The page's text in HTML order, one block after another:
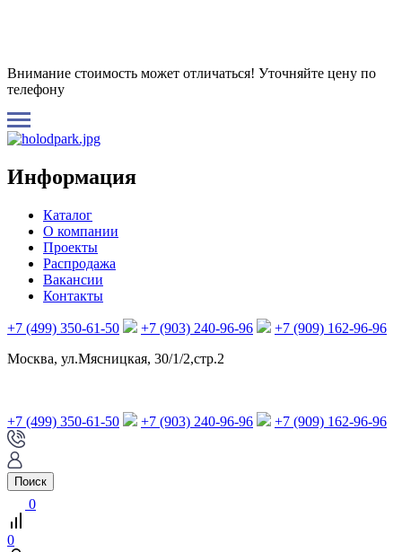
Внимание стоимость может отличаться! Уточняйте цену по
телефону
Информация
Каталог
О компании
Проекты
Распродажа
Вакансии
Контакты
+7 (499) 350-61-50 +7 (903) 240-96-96
+7 (909) 162-96-96
Москва, ул.Мясницкая, 30/1/2,стр.2
+7 (499) 350-61-50 +7 (903) 240-96-96 +7 (909) 162-96-96
Поиск
0
0